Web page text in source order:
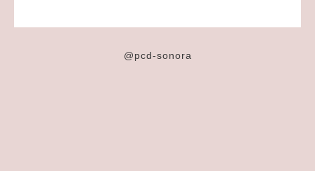
@pcd-sonora